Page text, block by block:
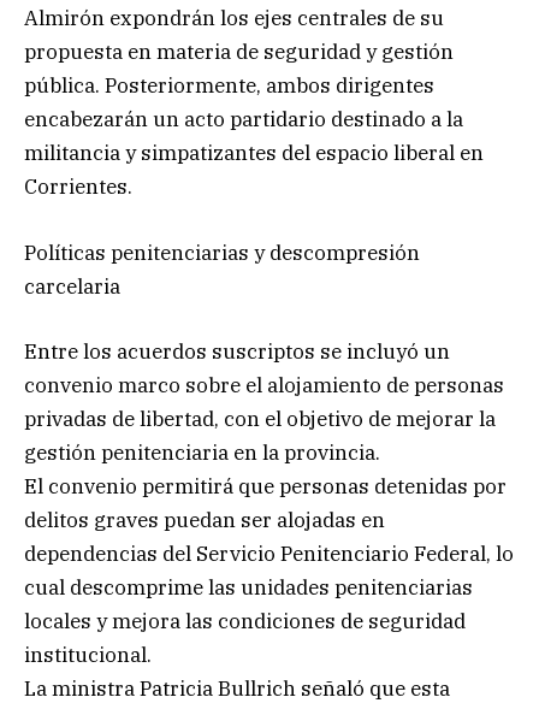
Almirón expondrán los ejes centrales de su
propuesta en materia de seguridad y gestión
pública. Posteriormente, ambos dirigentes
encabezarán un acto partidario destinado a la
militancia y simpatizantes del espacio liberal en
Corrientes.
Políticas penitenciarias y descompresión
carcelaria
Entre los acuerdos suscriptos se incluyó un
convenio marco sobre el alojamiento de personas
privadas de libertad, con el objetivo de mejorar la
gestión penitenciaria en la provincia.
El convenio permitirá que personas detenidas por
delitos graves puedan ser alojadas en
dependencias del Servicio Penitenciario Federal, lo
cual descomprime las unidades penitenciarias
locales y mejora las condiciones de seguridad
institucional.
La ministra Patricia Bullrich señaló que esta